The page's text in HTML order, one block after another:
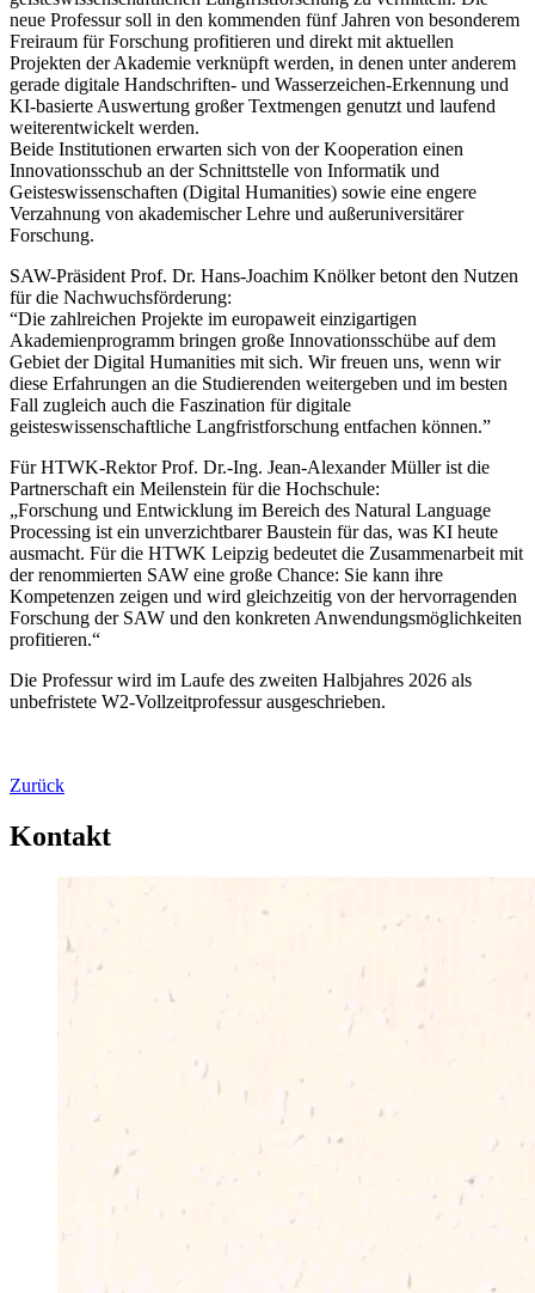
neue Professur soll in den kommenden fünf Jahren von besonderem
Freiraum für Forschung profitieren und direkt mit aktuellen
Projekten der Akademie verknüpft werden, in denen unter anderem
gerade digitale Handschriften- und Wasserzeichen-Erkennung und
KI-basierte Auswertung großer Textmengen genutzt und laufend
weiterentwickelt werden.
Beide Institutionen erwarten sich von der Kooperation einen
Innovationsschub an der Schnittstelle von Informatik und
Geisteswissenschaften (Digital Humanities) sowie eine engere
Verzahnung von akademischer Lehre und außeruniversitärer
Forschung.
SAW-Präsident Prof. Dr. Hans-Joachim Knölker betont den Nutzen
für die Nachwuchsförderung:
“Die zahlreichen Projekte im europaweit einzigartigen
Akademienprogramm bringen große Innovationsschübe auf dem
Gebiet der Digital Humanities mit sich. Wir freuen uns, wenn wir
diese Erfahrungen an die Studierenden weitergeben und im besten
Fall zugleich auch die Faszination für digitale
geisteswissenschaftliche Langfristforschung entfachen können.”
Für HTWK-Rektor Prof. Dr.-Ing. Jean-Alexander Müller ist die
Partnerschaft ein Meilenstein für die Hochschule:
„Forschung und Entwicklung im Bereich des Natural Language
Processing ist ein unverzichtbarer Baustein für das, was KI heute
ausmacht. Für die HTWK Leipzig bedeutet die Zusammenarbeit mit
der renommierten SAW eine große Chance: Sie kann ihre
Kompetenzen zeigen und wird gleichzeitig von der hervorragenden
Forschung der SAW und den konkreten Anwendungsmöglichkeiten
profitieren.“
Die Professur wird im Laufe des zweiten Halbjahres 2026 als
unbefristete W2-Vollzeitprofessur ausgeschrieben.
Zurück
Kontakt